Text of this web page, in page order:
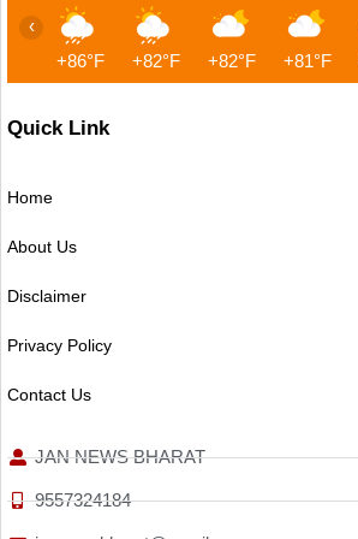
+86°F +82°F +82°F +81°F
‹
Quick Link
Home
About Us
Disclaimer
Privacy Policy
Contact Us
JAN NEWS BHARAT
9557324184